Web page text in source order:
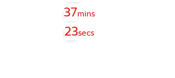
37mins
23secs